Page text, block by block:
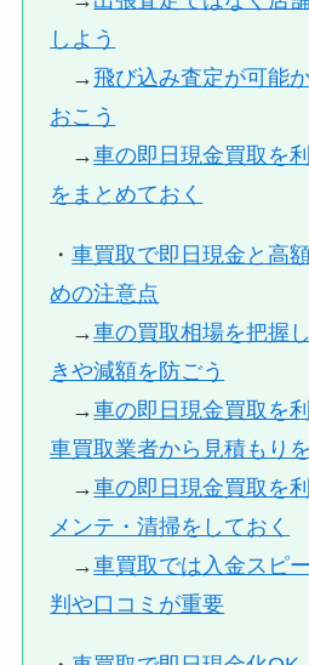
しよう
→ 飛び込み査定が可能
おこう
→車の即日現金買取を
をまとめておく
・車買取で即日現金と高
めの注意点
→車の買取相場を把握
きや減額を防ごう
→車の即日現金買取を
車買取業者から見積もり
→車の即日現金買取を
メンテ・清掃をしておく
→車買取では入金スピ
判や口コミが重要